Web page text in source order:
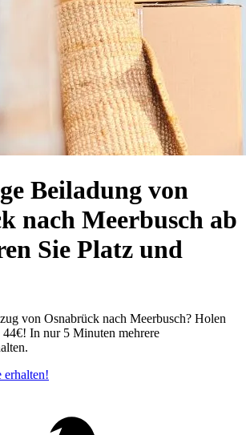
Beiladung von
nach Meerbusch ab
Sie Platz und
von Osnabrück nach Meerbusch? Holen
44€! In nur 5 Minuten mehrere
erhalten!